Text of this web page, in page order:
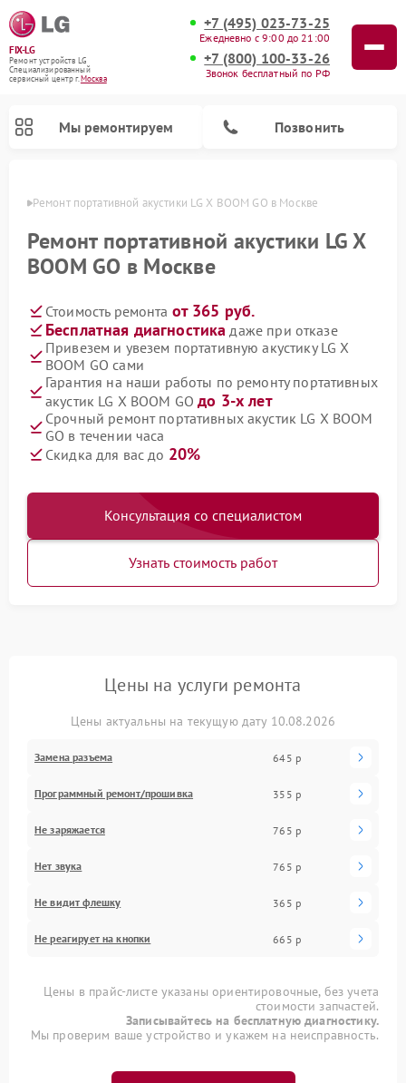
FIX-LG
Ремонт устройств LG
Специализированный
cервисный центр г.Москва
+7 (495) 023-73-25
Ежедневно с 9:00 до 21:00
+7 (800) 100-33-26
Звонок бесплатный по РФ
Мы ремонтируем Позвонить
Ремонт портативной акустики LG X BOOM GO в Москве
Ремонт портативной акустики LG X
BOOM GO в Москве
Стоимость ремонта от 365 руб.
Бесплатная диагностика даже при отказе
Привезем и увезем портативную акустику LG X
BOOM GO сами
Гарантия на наши работы по ремонту портативных
акустик LG X BOOM GOдо 3-х лет
Срочный ремонт портативных акустик LG X BOOM
GO в течении часа
Скидка для вас до 20%
Консультация со специалистом
Узнать стоимость работ
Цены на услуги ремонта
Цены актуальны на текущую дату 10.08.2026
Замена разъема 645 р
Программный ремонт/прошивка 355 р
Не заряжается 765 р
Нет звука 765 р
Не видит флешку 365 р
Не реагирует на кнопки 665 р
Цены в прайс-листе указаны ориентировочные, без учета
стоимости запчастей.
Записывайтесь на бесплатную диагностику.
Мы проверим ваше устройство и укажем на неисправность.